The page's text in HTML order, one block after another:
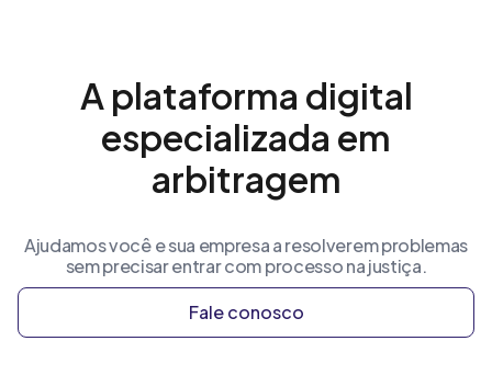
A plataforma digital
especializada em
arbitragem
Ajudamos você e sua empresa a resolverem problemas
sem precisar entrar com processo na justiça.
Fale conosco